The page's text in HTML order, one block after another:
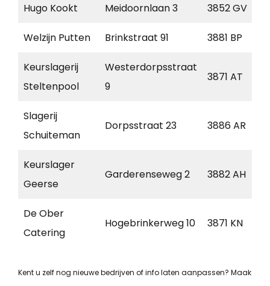
Hugo Kookt Meidoornlaan 3 3852 GV
Welzijn Putten Brinkstraat 91 3881 BP
Keurslagerij
Steltenpool
Westerdorpsstraat
9
3871 AT
Slagerij
Schuiteman
Dorpsstraat 23 3886 AR
Keurslager
Geerse
Garderenseweg 2 3882 AH
De Ober
Catering
Hogebrinkerweg 10 3871 KN
Kent u zelf nog nieuwe bedrijven of info laten aanpassen? Maak